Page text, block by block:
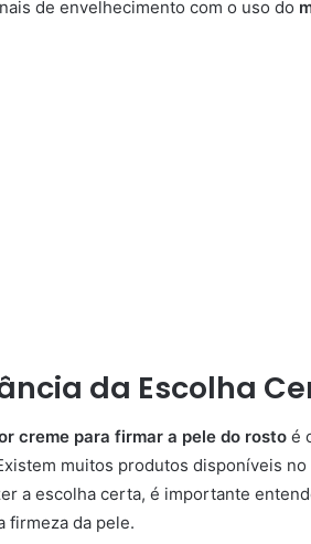
de envelhecimento com o uso do
da Escolha
creme para firmar a pele do rosto é
muitos produtos disponíveis
a escolha certa, é importante
firmeza da pele.